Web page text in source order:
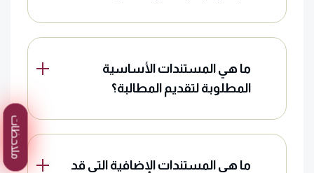
ما هي المستندات الأساسية
المطلوبة لتقديم المطالبة؟
ما هي المستندات الإضافية التي قد
ملاحظات